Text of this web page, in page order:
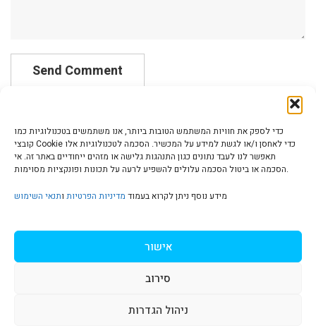
כדי לספק את חוויות המשתמש הטובות ביותר, אנו משתמשים בטכנולוגיות כמו
קובצי Cookie כדי לאחסן ו/או לגשת למידע על המכשיר. הסכמה לטכנולוגיות אלו
תאפשר לנו לעבד נתונים כגון התנהגות גלישה או מזהים ייחודיים באתר זה. אי
הסכמה או ביטול הסכמה עלולים להשפיע לרעה על תכונות ופונקציות מסוימות.
מידע נוסף ניתן לקרוא בעמוד מדיניות הפרטיות ותנאי השימוש
אישור
סירוב
ניהול הגדרות
הצהרת נגישות | Accessibility